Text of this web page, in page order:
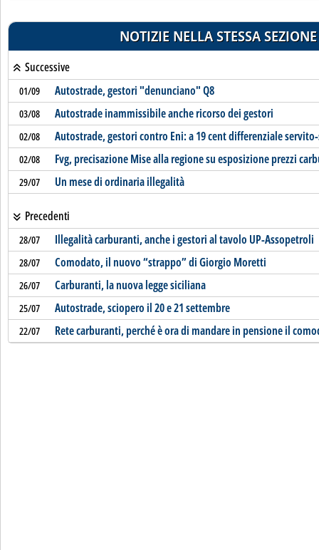
NOTIZIE NELLA STESSA SEZIONE
Successive
01/09 Autostrade, gestori "denunciano" Q8
03/08 Autostrade inammissibile anche ricorso dei gestori
02/08 Autostrade, gestori contro Eni: a 19 cent differenziale
02/08 Fvg, precisazione Mise alla regione su esposizione prezzi
29/07 Un mese di ordinaria illegalità
Precedenti
28/07 Illegalità carburanti, anche i gestori al tavolo UP-Assopetroli
28/07 Comodato, il nuovo “strappo” di Giorgio Moretti
26/07 Carburanti, la nuova legge siciliana
25/07 Autostrade, sciopero il 20 e 21 settembre
22/07 Rete carburanti, perché è ora di mandare in pensione il